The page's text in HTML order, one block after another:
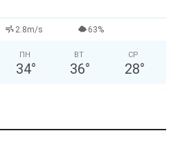
2.8m/s 63%
ПН
34°
ВТ
36°
СР
28°